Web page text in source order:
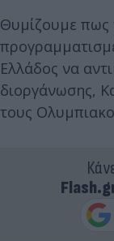
Θυμίζουμε πως
Ελλάδος να
διοργάνωσης,
τους